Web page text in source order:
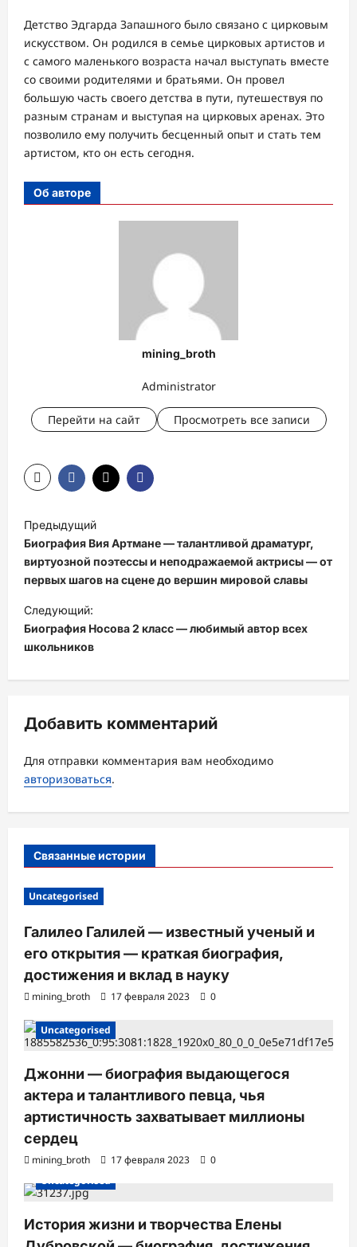
Детство Эдгарда Запашного было связано с цирковым
искусством. Он родился в семье цирковых артистов и
с самого маленького возраста начал выступать вместе
со своими родителями и братьями. Он провел
большую часть своего детства в пути, путешествуя по
разным странам и выступая на цирковых аренах. Это
позволило ему получить бесценный опыт и стать тем
артистом, кто он есть сегодня.
Об авторе
mining_broth
Administrator
Перейти на сайт Просмотреть все записи
Н
а
в
и
г
а
я
з
а
п
и
Предыдущий
Биография Вия Артмане — талантливой драматург,
виртуозной поэтессы и неподражаемой актрисы — от
первых шагов на сцене до вершин мировой славы
Следующий:
Биография Носова 2 класс — любимый автор всех
школьников
Добавить комментарий
Для отправки комментария вам необходимо
авторизоваться.
Связанные истории
Uncategorised
Галилео Галилей — известный ученый и
его открытия — краткая биография,
достижения и вклад в науку
mining_broth 17 февраля 2023 0
Uncategorised
Джонни — биография выдающегося
актера и талантливого певца, чья
артистичность захватывает миллионы
сердец
mining_broth 17 февраля 2023
0
Uncategorised
История жизни и творчества Елены